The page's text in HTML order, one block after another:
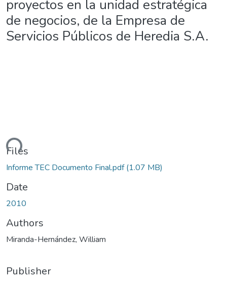
proyectos en la unidad estratégica
de negocios, de la Empresa de
Servicios Públicos de Heredia S.A.
Files
Informe TEC Documento Final.pdf(1.07 MB)
Date
2010
Authors
Miranda-Hernández, William
Publisher